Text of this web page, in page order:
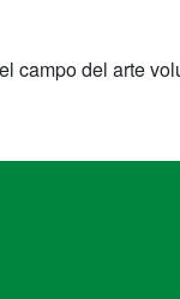
campo del arte